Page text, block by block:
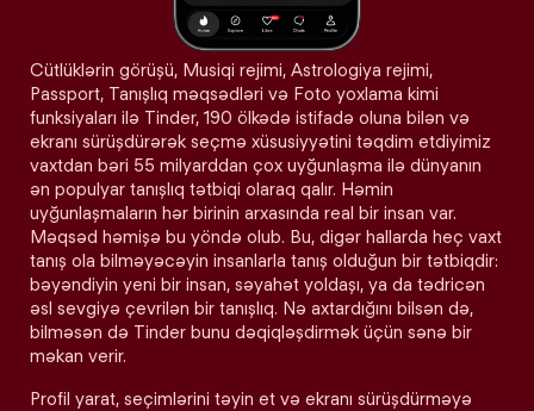
Cütlüklərin görüşü, Musiqi rejimi, Astrologiya rejimi,
Passport, Tanışlıq məqsədləri və Foto yoxlama kimi
funksiyaları ilə Tinder, 190 ölkədə istifadə oluna bilən və
ekranı sürüşdürərək seçmə xüsusiyyətini təqdim etdiyimiz
vaxtdan bəri 55 milyarddan çox uyğunlaşma ilə dünyanın
ən populyar tanışlıq tətbiqi olaraq qalır. Həmin
uyğunlaşmaların hər birinin arxasında real bir insan var.
Məqsəd həmişə bu yöndə olub. Bu, digər hallarda heç vaxt
tanış ola bilməyəcəyin insanlarla tanış olduğun bir tətbiqdir:
bəyəndiyin yeni bir insan, səyahət yoldaşı, ya da tədricən
əsl sevgiyə çevrilən bir tanışlıq. Nə axtardığını bilsən də,
bilməsən də Tinder bunu dəqiqləşdirmək üçün sənə bir
məkan verir.
Profil yarat, seçimlərini təyin et və ekranı sürüşdürməyə